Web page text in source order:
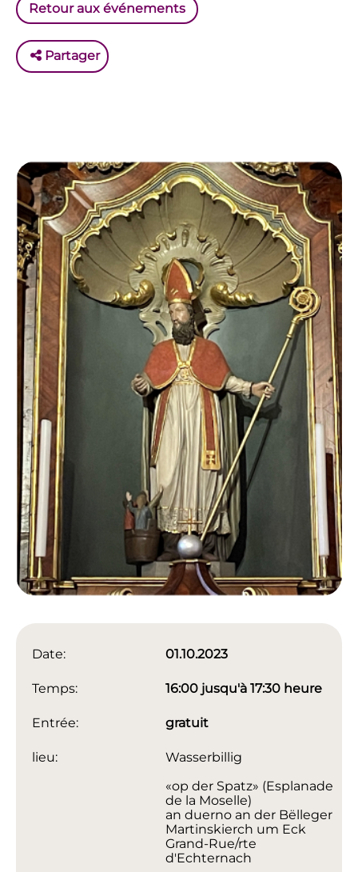
Retour aux événements
Partager
Date: 01.10.2023
Temps: 16:00 jusqu'à 17:30 heure
Entrée: gratuit
lieu:
Wasserbillig
«op der Spatz» (Esplanade
de la Moselle)
an duerno an der Bëlleger
Martinskierch um Eck
Grand-Rue/rte
d'Echternach